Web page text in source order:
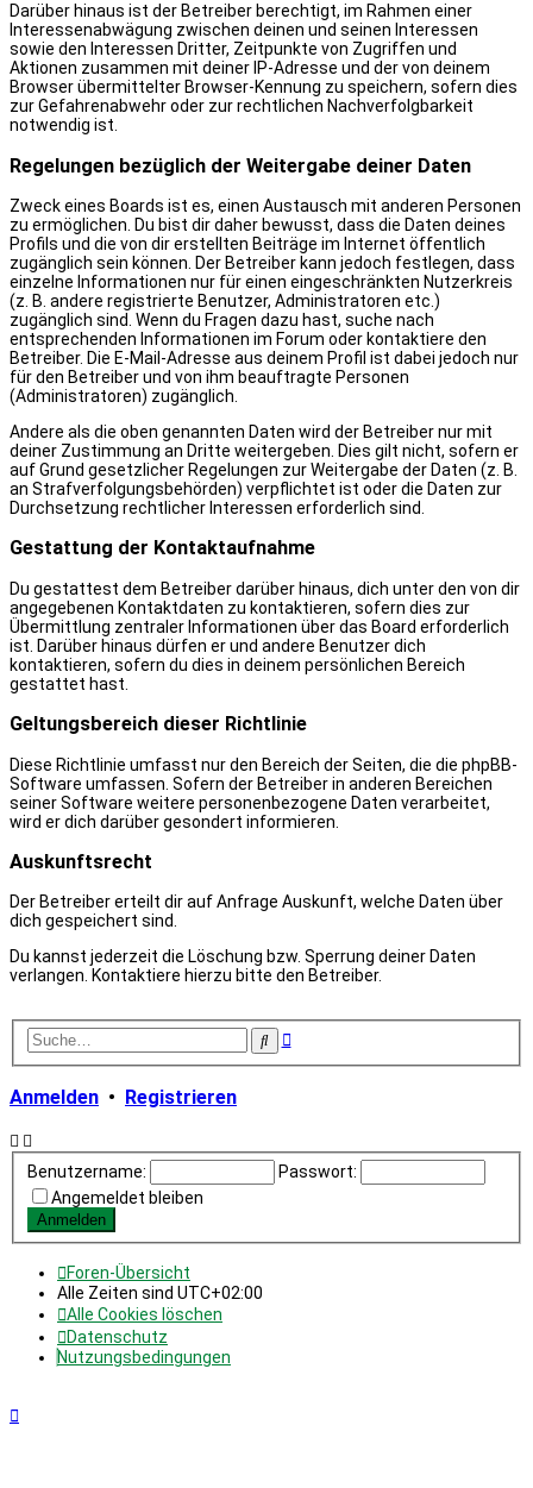
Darüber hinaus ist der Betreiber berechtigt, im Rahmen einer
Interessenabwägung zwischen deinen und seinen Interessen
sowie den Interessen Dritter, Zeitpunkte von Zugriffen und
Aktionen zusammen mit deiner IP-Adresse und der von deinem
Browser übermittelter Browser-Kennung zu speichern, sofern dies
zur Gefahrenabwehr oder zur rechtlichen Nachverfolgbarkeit
notwendig ist.
Regelungen bezüglich der Weitergabe deiner Daten
Zweck eines Boards ist es, einen Austausch mit anderen Personen
zu ermöglichen. Du bist dir daher bewusst, dass die Daten deines
Profils und die von dir erstellten Beiträge im Internet öffentlich
zugänglich sein können. Der Betreiber kann jedoch festlegen, dass
einzelne Informationen nur für einen eingeschränkten Nutzerkreis
(z. B. andere registrierte Benutzer, Administratoren etc.)
zugänglich sind. Wenn du Fragen dazu hast, suche nach
entsprechenden Informationen im Forum oder kontaktiere den
Betreiber. Die E-Mail-Adresse aus deinem Profil ist dabei jedoch nur
für den Betreiber und von ihm beauftragte Personen
(Administratoren) zugänglich.
Andere als die oben genannten Daten wird der Betreiber nur mit
deiner Zustimmung an Dritte weitergeben. Dies gilt nicht, sofern er
auf Grund gesetzlicher Regelungen zur Weitergabe der Daten (z. B.
an Strafverfolgungsbehörden) verpflichtet ist oder die Daten zur
Durchsetzung rechtlicher Interessen erforderlich sind.
Gestattung der Kontaktaufnahme
Du gestattest dem Betreiber darüber hinaus, dich unter den von dir
angegebenen Kontaktdaten zu kontaktieren, sofern dies zur
Übermittlung zentraler Informationen über das Board erforderlich
ist. Darüber hinaus dürfen er und andere Benutzer dich
kontaktieren, sofern du dies in deinem persönlichen Bereich
gestattet hast.
Geltungsbereich dieser Richtlinie
Diese Richtlinie umfasst nur den Bereich der Seiten, die die phpBB-
Software umfassen. Sofern der Betreiber in anderen Bereichen
seiner Software weitere personenbezogene Daten verarbeitet,
wird er dich darüber gesondert informieren.
Auskunftsrecht
Der Betreiber erteilt dir auf Anfrage Auskunft, welche Daten über
dich gespeichert sind.
Du kannst jederzeit die Löschung bzw. Sperrung deiner Daten
verlangen. Kontaktiere hierzu bitte den Betreiber.
SucheErweiterte
Anmelden • Registrieren
Benutzername:
Passwort:
Angemeldet bleiben
Foren-Übersicht
Alle Zeiten sind UTC+02:00
Alle Cookies löschen
Datenschutz
Nutzungsbedingungen